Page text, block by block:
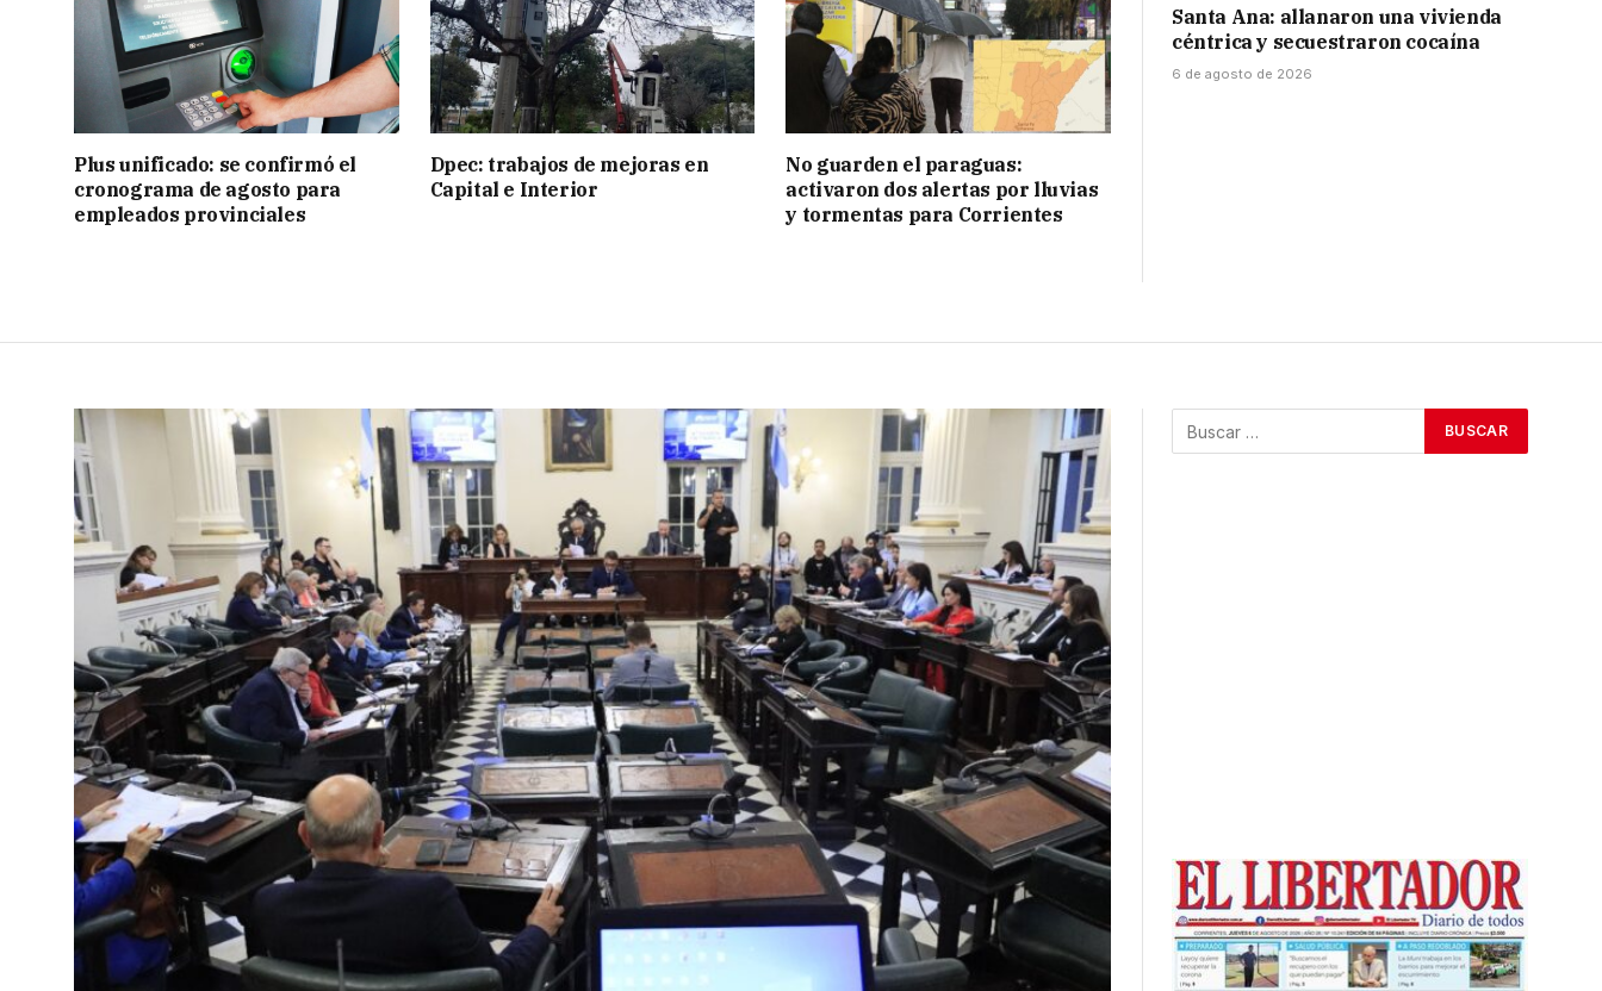
Plus unificado: se confirmó el
cronograma de agosto para
empleados provinciales
Dpec: trabajos de mejoras en
Capital e Interior
No guarden el paraguas:
activaron dos alertas por lluvias
y tormentas para Corrientes
Santa Ana: allanaron una vivienda
céntrica y secuestraron cocaína
6 de agosto de 2026